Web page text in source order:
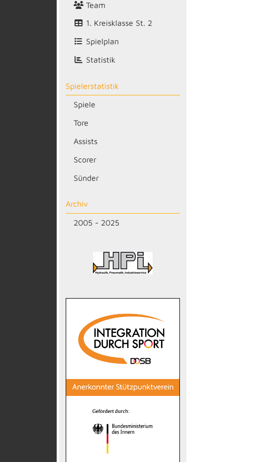
Team
1. Kreisklasse St. 2
Spielplan
Statistik
Spielerstatistik
Spiele
Tore
Assists
Scorer
Sünder
Archiv
2005 - 2025